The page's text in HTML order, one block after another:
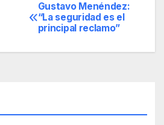
Gustavo Menéndez:
“La seguridad es el
principal reclamo”